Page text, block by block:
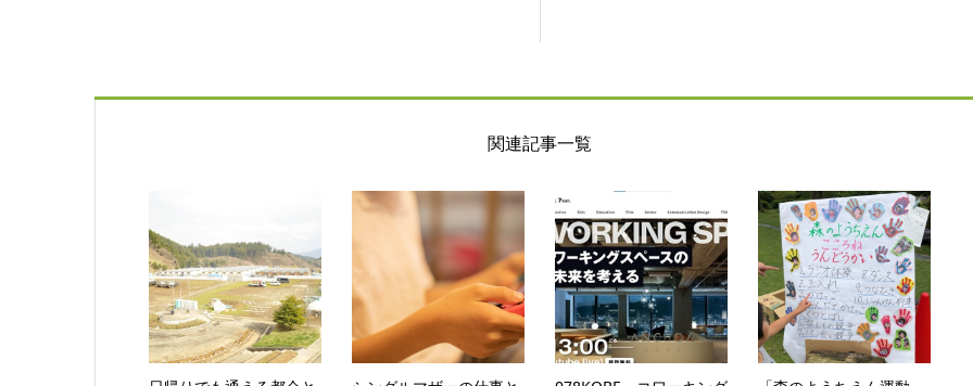
関連記事一覧